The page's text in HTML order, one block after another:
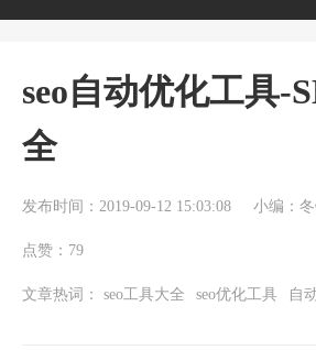
seo自动优化工具-
全
发布时间：2019-09-12 15:03:08 小编：冬
点赞：79
文章热词： seo工具大全 seo优化工具 自